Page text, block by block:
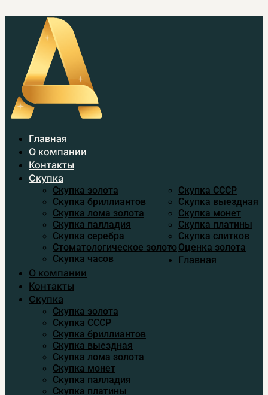
Главная
О компании
Контакты
Скупка
Скупка золота
Скупка CCСР
Скупка бриллиантов
Скупка выездная
Скупка лома золота
Скупка монет
Скупка палладия
Скупка платины
Скупка серебра
Скупка слитков
Стоматологическое золотоОценка золота
Скупка часов
Главная
О компании
Контакты
Скупка
Скупка золота
Скупка CCСР
Скупка бриллиантов
Скупка выездная
Скупка лома золота
Скупка монет
Скупка палладия
Скупка платины